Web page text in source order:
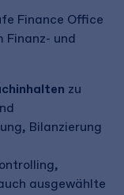
Finance Office
Finanz- und
zu
Bilanzierung
ausgewählte